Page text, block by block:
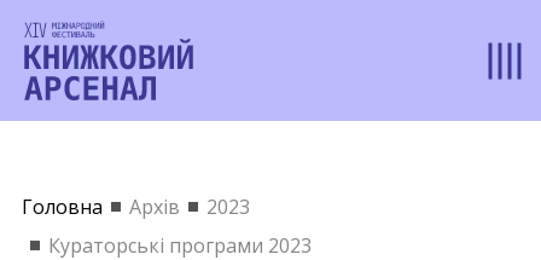
Головна Архів
2023
Кураторські програми 2023